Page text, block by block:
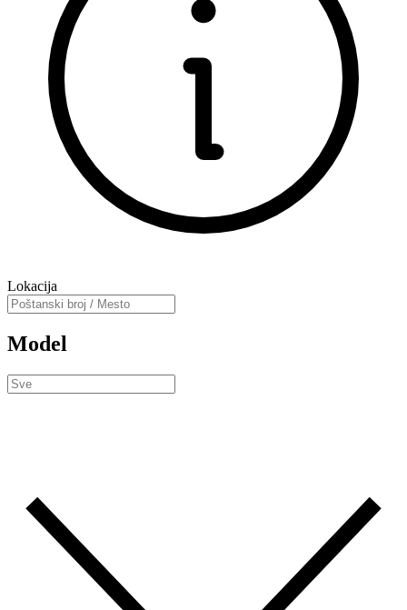
Lokacija
Model